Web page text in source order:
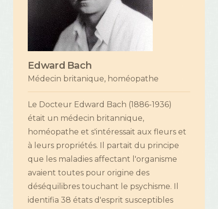
Edward Bach
Médecin britanique, homéopathe
Le Docteur Edward Bach (1886-1936)
était un médecin britannique,
homéopathe et s'intéressait aux fleurs et
à leurs propriétés. Il partait du principe
que les maladies affectant l'organisme
avaient toutes pour origine des
déséquilibres touchant le psychisme. Il
identifia 38 états d'esprit susceptibles